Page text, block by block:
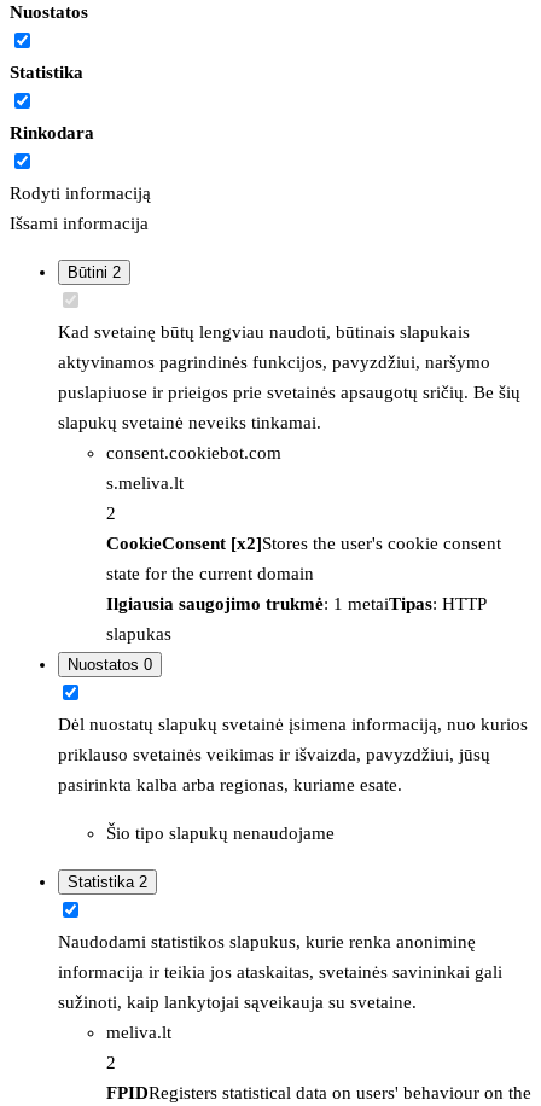
Nuostatos
Statistika
Rinkodara
Rodyti informaciją
Išsami informacija
Būtini 2
Kad svetainę būtų lengviau naudoti, būtinais slapukais
aktyvinamos pagrindinės funkcijos, pavyzdžiui, naršymo
puslapiuose ir prieigos prie svetainės apsaugotų sričių. Be šių
slapukų svetainė neveiks tinkamai.
consent.cookiebot.com
s.meliva.lt
2
CookieConsent [x2]Stores the user's cookie consent
state for the current domain
Ilgiausia saugojimo trukmė: 1 metaiTipas: HTTP
slapukas
Nuostatos 0
Dėl nuostatų slapukų svetainė įsimena informaciją, nuo kurios
priklauso svetainės veikimas ir išvaizda, pavyzdžiui, jūsų
pasirinkta kalba arba regionas, kuriame esate.
Šio tipo slapukų nenaudojame
Statistika 2
Naudodami statistikos slapukus, kurie renka anoniminę
informacija ir teikia jos ataskaitas, svetainės savininkai gali
sužinoti, kaip lankytojai sąveikauja su svetaine.
meliva.lt
2
FPIDRegisters statistical data on users' behaviour on the